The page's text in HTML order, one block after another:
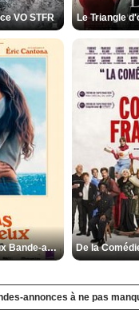
VO STFR Le Triangle
Les Matins merveilleux Bande-annonce VF
annonces à ne pas